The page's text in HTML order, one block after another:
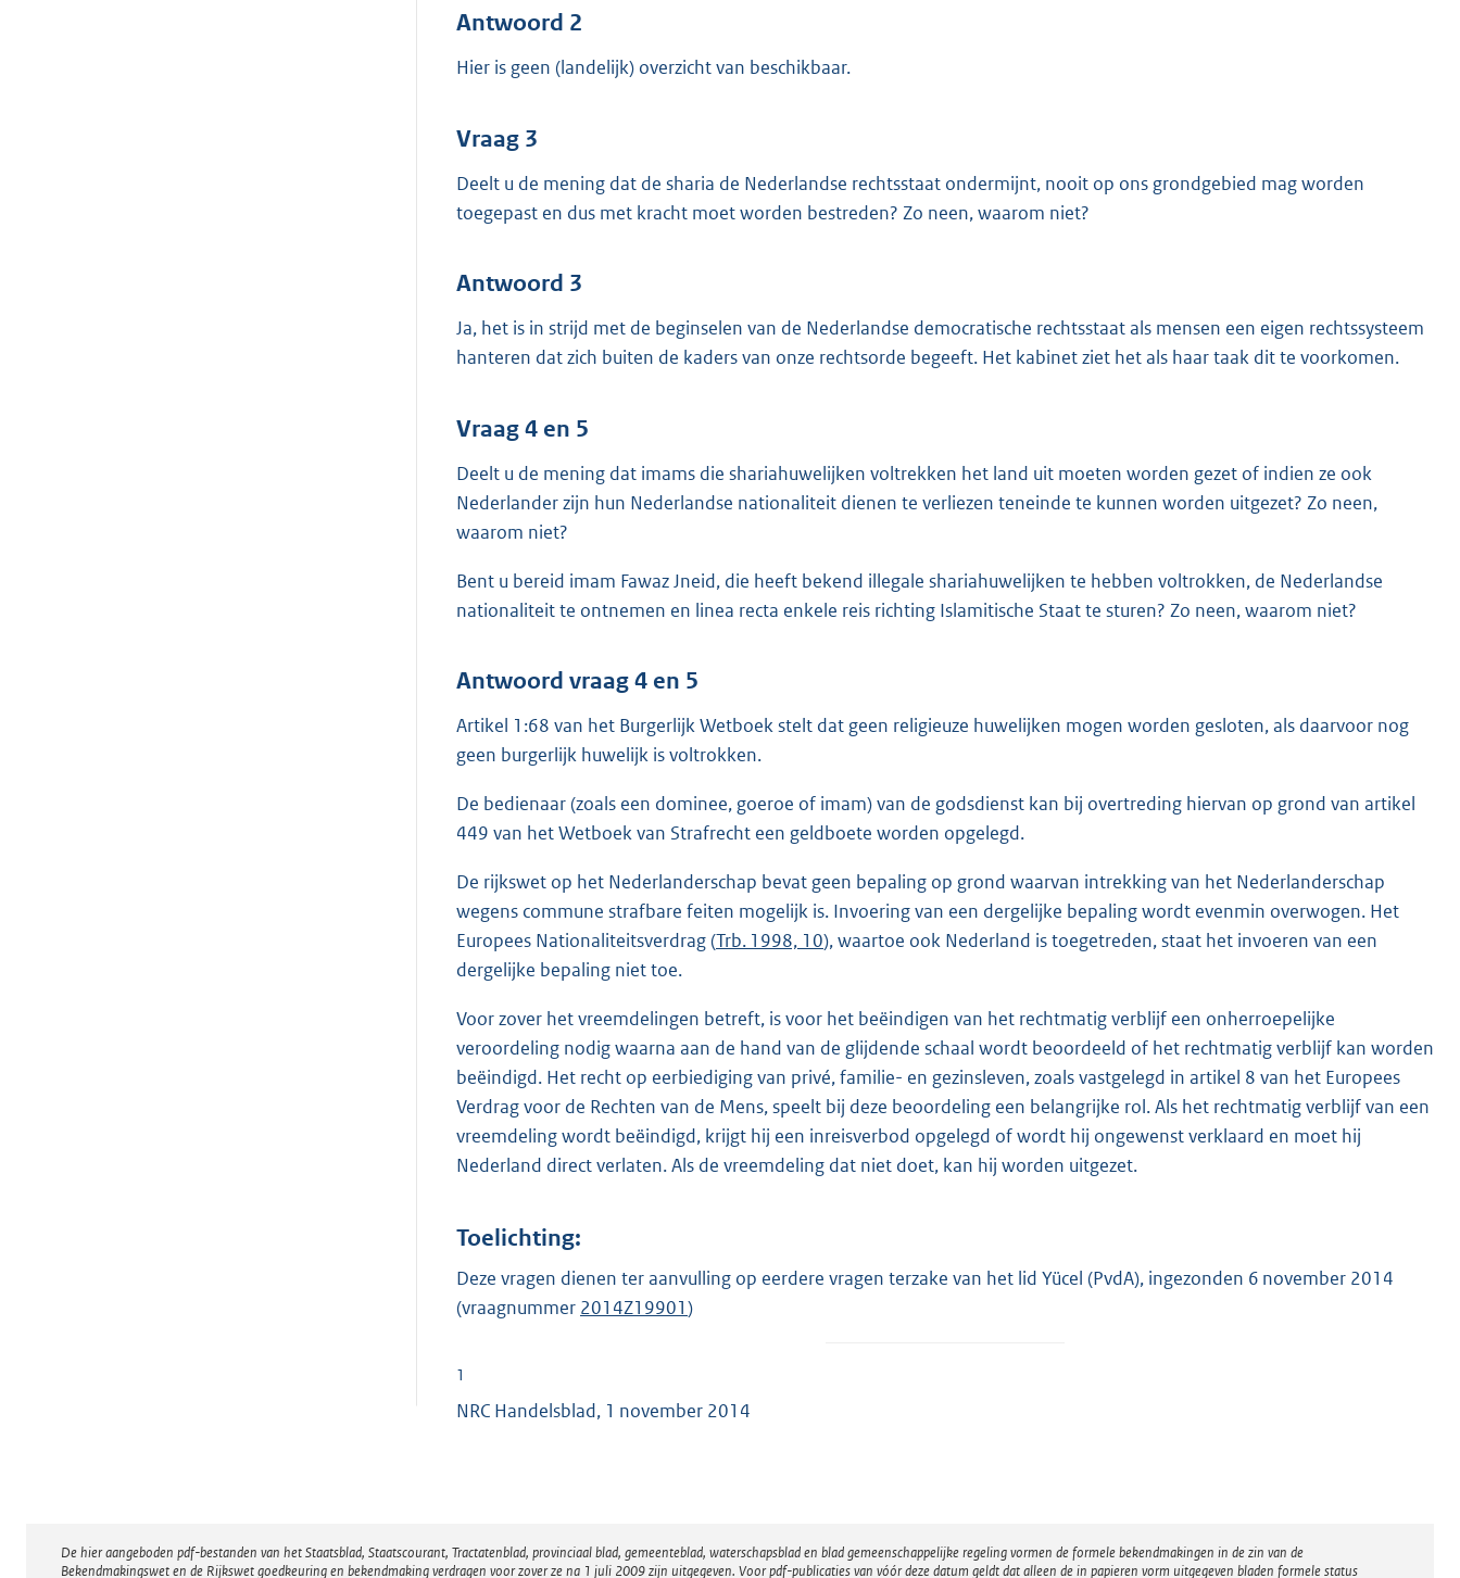
Antwoord 2
Hier is geen (landelijk) overzicht van beschikbaar.
Vraag 3
Deelt u de mening dat de sharia de Nederlandse rechtsstaat ondermijnt, nooit op ons grondgebied mag worden
toegepast en dus met kracht moet worden bestreden? Zo neen, waarom niet?
Antwoord 3
Ja, het is in strijd met de beginselen van de Nederlandse democratische rechtsstaat als mensen een eigen rechtssysteem
hanteren dat zich buiten de kaders van onze rechtsorde begeeft. Het kabinet ziet het als haar taak dit te voorkomen.
Vraag 4 en 5
Deelt u de mening dat imams die shariahuwelijken voltrekken het land uit moeten worden gezet of indien ze ook
Nederlander zijn hun Nederlandse nationaliteit dienen te verliezen teneinde te kunnen worden uitgezet? Zo neen,
waarom niet?
Bent u bereid imam Fawaz Jneid, die heeft bekend illegale shariahuwelijken te hebben voltrokken, de Nederlandse
nationaliteit te ontnemen en linea recta enkele reis richting Islamitische Staat te sturen? Zo neen, waarom niet?
Antwoord vraag 4 en 5
Artikel 1:68 van het Burgerlijk Wetboek stelt dat geen religieuze huwelijken mogen worden gesloten, als daarvoor nog
geen burgerlijk huwelijk is voltrokken.
De bedienaar (zoals een dominee, goeroe of imam) van de godsdienst kan bij overtreding hiervan op grond van artikel
449 van het Wetboek van Strafrecht een geldboete worden opgelegd.
De rijkswet op het Nederlanderschap bevat geen bepaling op grond waarvan intrekking van het Nederlanderschap
wegens commune strafbare feiten mogelijk is. Invoering van een dergelijke bepaling wordt evenmin overwogen. Het
Europees Nationaliteitsverdrag (Trb. 1998, 10), waartoe ook Nederland is toegetreden, staat het invoeren van een
dergelijke bepaling niet toe.
Voor zover het vreemdelingen betreft, is voor het beëindigen van het rechtmatig verblijf een onherroepelijke
veroordeling nodig waarna aan de hand van de glijdende schaal wordt beoordeeld of het rechtmatig verblijf kan worden
beëindigd. Het recht op eerbiediging van privé, familie- en gezinsleven, zoals vastgelegd in artikel 8 van het Europees
Verdrag voor de Rechten van de Mens, speelt bij deze beoordeling een belangrijke rol. Als het rechtmatig verblijf van een
vreemdeling wordt beëindigd, krijgt hij een inreisverbod opgelegd of wordt hij ongewenst verklaard en moet hij
Nederland direct verlaten. Als de vreemdeling dat niet doet, kan hij worden uitgezet.
Toelichting:
Deze vragen dienen ter aanvulling op eerdere vragen terzake van het lid Yücel (PvdA), ingezonden 6 november 2014
(vraagnummer 2014Z19901)
1
NRC Handelsblad, 1 november 2014
Disclaimer
De hier aangeboden pdf-bestanden van het Staatsblad, Staatscourant, Tractatenblad, provinciaal blad, gemeenteblad, waterschapsblad en blad gemeenschappelijke regeling vormen de formele bekendmakingen in de zin van de
Bekendmakingswet en de Rijkswet goedkeuring en bekendmaking verdragen voor zover ze na 1 juli 2009 zijn uitgegeven. Voor pdf-publicaties van vóór deze datum geldt dat alleen de in papieren vorm uitgegeven bladen formele status